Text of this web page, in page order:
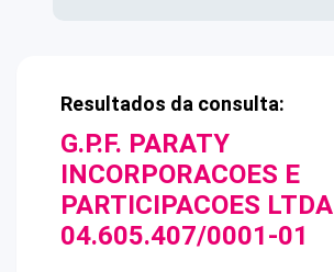
Resultados da consulta:
G.P.F. PARATY
INCORPORACOES E
PARTICIPACOES LTDA
04.605.407/0001-01